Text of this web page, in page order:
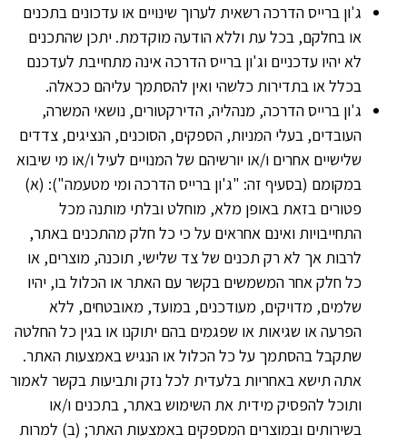
ג'ון ברייס הדרכה רשאית לערוך שינויים או עדכונים בתכנים
או בחלקם, בכל עת וללא הודעה מוקדמת. יתכן שהתכנים
לא יהיו עדכניים וג'ון ברייס הדרכה אינה מתחייבת לעדכנם
בכלל או בתדירות כלשהי ואין להסתמך עליהם ככאלה.
ג'ון ברייס הדרכה, מנהליה, הדירקטורים, נושאי המשרה,
העובדים, בעלי המניות, הספקים, הסוכנים, הנציגים, צדדים
שלישיים אחרים ו/או יורשיהם של המנויים לעיל ו/או מי שיבוא
במקומם (בסעיף זה: "ג'ון ברייס הדרכה ומי מטעמה"): (א)
פטורים בזאת באופן מלא, מוחלט ובלתי מותנה מכל
התחייבויות ואינם אחראים על כי כל חלק מהתכנים באתר,
לרבות אך לא רק תכנים של צד שלישי, תוכנה, מוצרים, או
כל חלק אחר המשמשים בקשר עם האתר או הכלול בו, יהיו
שלמים, מדויקים, מעודכנים, במועד, מאובטחים, ללא
הפרעה או שגיאות או שפגמים בהם יתוקנו או בגין כל החלטה
שתקבל בהסתמך על כל הכלול או הנגיש באמצעות האתר.
אתה תישא באחריות בלעדית לכל נזק ותביעות בקשר לאמור
ותוכל להפסיק מידית את השימוש באתר, בתכנים ו/או
בשירותים ובמוצרים המספקים באמצעות האתר; (ב) למרות